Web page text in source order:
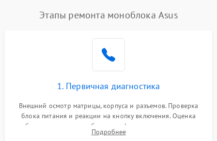
Этапы ремонта моноблока Asus
1. Первичная диагностика
Внешний осмотр матрицы, корпуса и разъемов. Проверка
блока питания и реакции на кнопку включения. Оценка
изображения, звука и работы периферии для сужения круга
возможных неисправностей перед вскрытием.
Подробнее